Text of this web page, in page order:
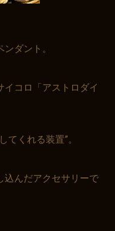
ダント。
コロ「アストロダイ
てくれる装置”。
込んだアクセサリーで